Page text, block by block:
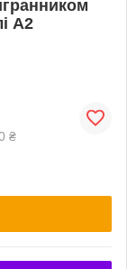
А2
₴